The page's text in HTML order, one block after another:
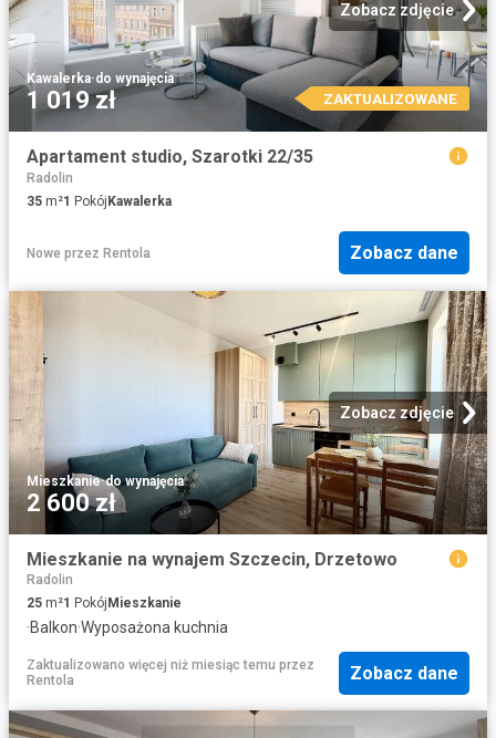
Zobacz zdjęcie
Kawalerka·do wynajęcia
1 019 zł ZAKTUALIZOWANE
Apartament studio, Szarotki 22/35
Radolin
35 m²1 PokójKawalerka
Nowe przez Rentola Zobacz dane
Zobacz zdjęcie
Mieszkanie·do wynajęcia
2 600 zł
Mieszkanie na wynajem Szczecin, Drzetowo
Radolin
25 m²1 Pokój Mieszkanie
·Balkon·Wyposażona kuchnia
Zaktualizowano więcej niż miesiąc temu przez
Rentola
Zobacz dane